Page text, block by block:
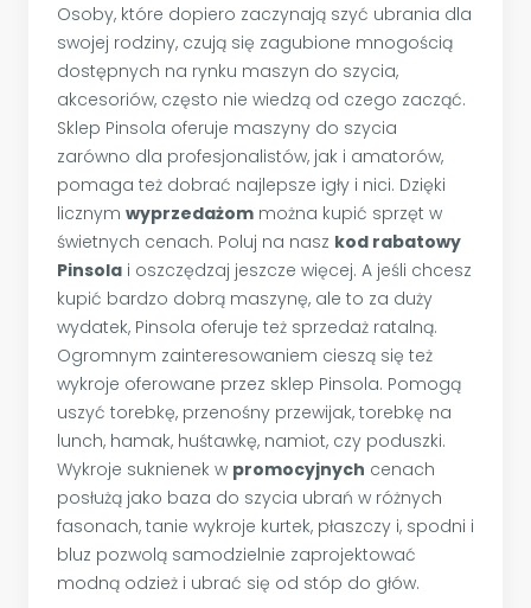
Osoby, które dopiero zaczynają szyć ubrania dla
swojej rodziny, czują się zagubione mnogością
dostępnych na rynku maszyn do szycia,
akcesoriów, często nie wiedzą od czego zacząć.
Sklep Pinsola oferuje maszyny do szycia
zarówno dla profesjonalistów, jak i amatorów,
pomaga też dobrać najlepsze igły i nici. Dzięki
licznym wyprzedażom można kupić sprzęt w
świetnych cenach. Poluj na nasz kod rabatowy
Pinsola i oszczędzaj jeszcze więcej. A jeśli chcesz
kupić bardzo dobrą maszynę, ale to za duży
wydatek, Pinsola oferuje też sprzedaż ratalną.
Ogromnym zainteresowaniem cieszą się też
wykroje oferowane przez sklep Pinsola. Pomogą
uszyć torebkę, przenośny przewijak, torebkę na
lunch, hamak, huśtawkę, namiot, czy poduszki.
Wykroje suknienek w promocyjnych cenach
posłużą jako baza do szycia ubrań w różnych
fasonach, tanie wykroje kurtek, płaszczy i, spodni i
bluz pozwolą samodzielnie zaprojektować
modną odzież i ubrać się od stóp do głów.